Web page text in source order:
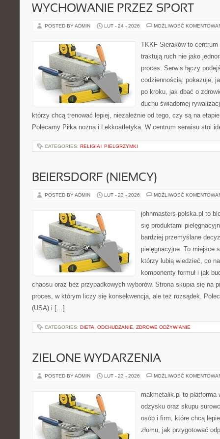
WYCHOWANIE PRZEZ SPORT
POSTED BY ADMIN LUT - 24 - 2026 MOŻLIWOŚĆ
TKKF Sieraków to
traktują ruch nie jako
proces. Serwis łączy
codziennością: pokazuje,
po kroku, jak dbać o
duchu świadomej
którzy chcą trenować lepiej, niezależnie od tego, czy są na
Polecamy Piłka nożna i Lekkoatletyka. W centrum serwisu stoi
CATEGORIES: RELIGIA I PIELGRZYMKI
BEIERSDORF (NIEMCY)
POSTED BY ADMIN LUT - 23 - 2026 MOŻLIWOŚĆ
johnmasters-polska.pl to
się produktami
bardziej przemyślane
pielęgnacyjne. To miejsce
którzy lubią wiedzieć, co
komponenty formuł i jak
chaosu oraz bez przypadkowych wyborów. Strona skupia się na
proces, w którym liczy się konsekwencja, ale też rozsądek.
(USA) i […]
CATEGORIES: DIETA, ODCHUDZANIE, ZDROWE ODŻYWIANIE
ZIELONE WYDARZENIA
POSTED BY ADMIN LUT - 23 - 2026 MOŻLIWOŚĆ
makmetalik.pl to platforma
odzysku oraz skupu
osób i firm, które chcą
złomu, jak przygotować